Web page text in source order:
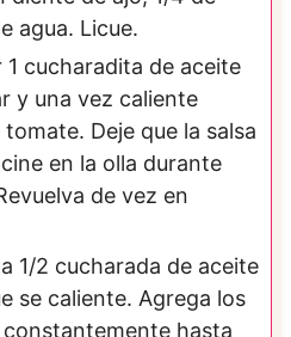
agua. Licue.
1 cucharadita de aceite
y una vez caliente
Deje que la salsa
en la olla durante
de vez en
1/2 cucharada de aceite
se caliente. Agrega los
hasta